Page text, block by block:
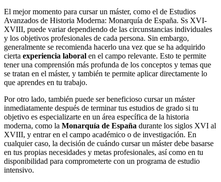
El mejor momento para cursar un máster, como el de Estudios
Avanzados de Historia Moderna: Monarquía de España. Ss XVI-
XVIII, puede variar dependiendo de las circunstancias individuales
y los objetivos profesionales de cada persona. Sin embargo,
generalmente se recomienda hacerlo una vez que se ha adquirido
cierta experiencia laboral en el campo relevante. Esto te permite
tener una comprensión más profunda de los conceptos y temas que
se tratan en el máster, y también te permite aplicar directamente lo
que aprendes en tu trabajo.
Por otro lado, también puede ser beneficioso cursar un máster
inmediatamente después de terminar tus estudios de grado si tu
objetivo es especializarte en un área específica de la historia
moderna, como la Monarquía de España durante los siglos XVI al
XVIII, y entrar en el campo académico o de investigación. En
cualquier caso, la decisión de cuándo cursar un máster debe basarse
en tus propias necesidades y metas profesionales, así como en tu
disponibilidad para comprometerte con un programa de estudio
intensivo.